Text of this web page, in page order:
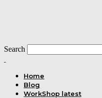
Search
Home
Blog
WorkShop latest